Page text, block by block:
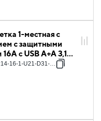
1-местная с
с защитными
с USB A+A 3,1А
крепление
16-1-U21-D31-K35